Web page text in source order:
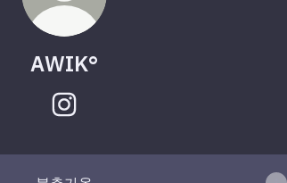
AWIK°